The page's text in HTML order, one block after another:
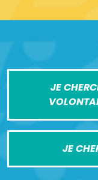
JE
JE